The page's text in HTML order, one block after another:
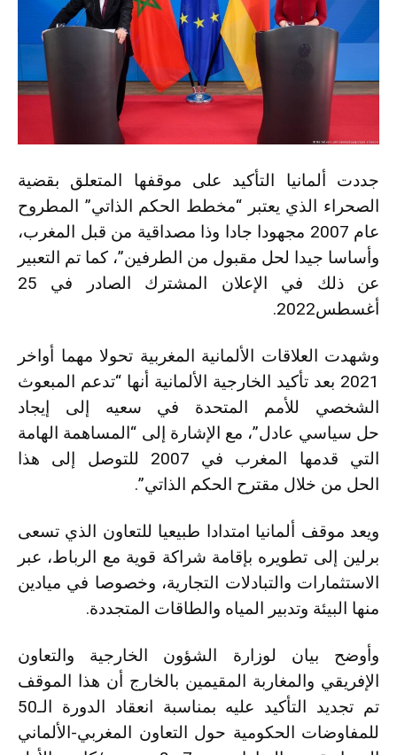
جددت ألمانيا التأكيد على موقفها المتعلق بقضية
الصحراء الذي يعتبر “مخطط الحكم الذاتي” المطروح
عام 2007 مجهودا جادا وذا مصداقية من قبل المغرب،
وأساسا جيدا لحل مقبول من الطرفين”، كما تم التعبير
عن ذلك في الإعلان المشترك الصادر في 25
أغسطس2022.
وشهدت العلاقات الألمانية المغربية تحولا مهما أواخر
2021 بعد تأكيد الخارجية الألمانية أنها “تدعم المبعوث
الشخصي للأمم المتحدة في سعيه إلى إيجاد
حل سياسي عادل”، مع الإشارة إلى “المساهمة الهامة
التي قدمها المغرب في 2007 للتوصل إلى هذا
الحل من خلال مقترح الحكم الذاتي”.
ويعد موقف ألمانيا امتدادا طبيعيا للتعاون الذي تسعى
برلين إلى تطويره بإقامة شراكة قوية مع الرباط، عبر
الاستثمارات والتبادلات التجارية، وخصوصا في ميادين
منها البيئة وتدبير المياه والطاقات المتجددة.
وأوضح بيان لوزارة الشؤون الخارجية والتعاون
الإفريقي والمغاربة المقيمين بالخارج أن هذا الموقف
تم تجديد التأكيد عليه بمناسبة انعقاد الدورة الـ50
للمفاوضات الحكومية حول التعاون المغربي-الألماني